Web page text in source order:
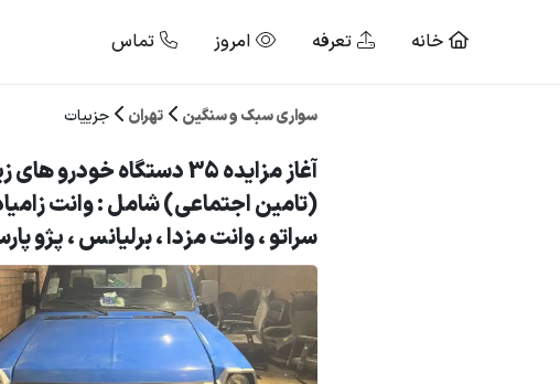
خانه تعرفه امروز تماس
سواری سبک و سنگین تهران جزییات
آغاز مزایده 35 دستگاه خودرو
(تامین اجتماعی) شامل : وانت
سراتو ، وانت مزدا ، برلیانس ، پژو